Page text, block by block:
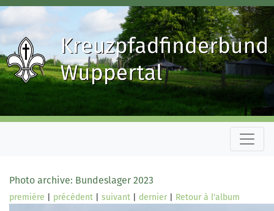
Photo archive: Bundeslager 2023
première précédent suivant dernier| Retour à l'album